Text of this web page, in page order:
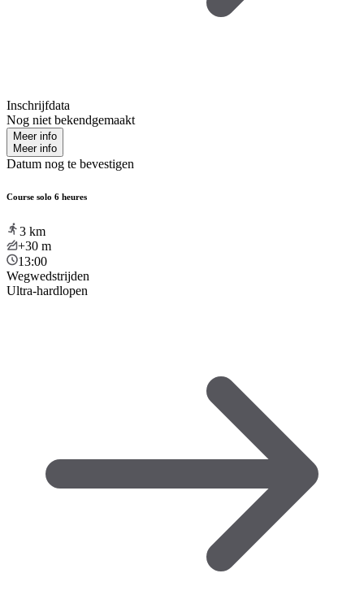
Inschrijfdata
Nog niet bekendgemaakt
Meer info
Meer info
Datum nog te bevestigen
Course solo 6 heures
3 km
+30 m
13:00
Wegwedstrijden
Ultra-hardlopen